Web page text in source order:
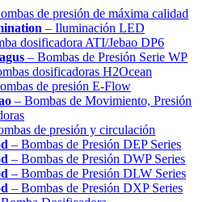
de presión de máxima calidad
– Iluminación LED
dosificadora ATI/Jebao DP6
– Bombas de Presión Serie WP
dosificadoras H2Ocean
de presión E-Flow
– Bombas de Movimiento, Presión
de presión y circulación
– Bombas de Presión DEP Series
– Bombas de Presión DWP Series
– Bombas de Presión DLW Series
– Bombas de Presión DXP Series